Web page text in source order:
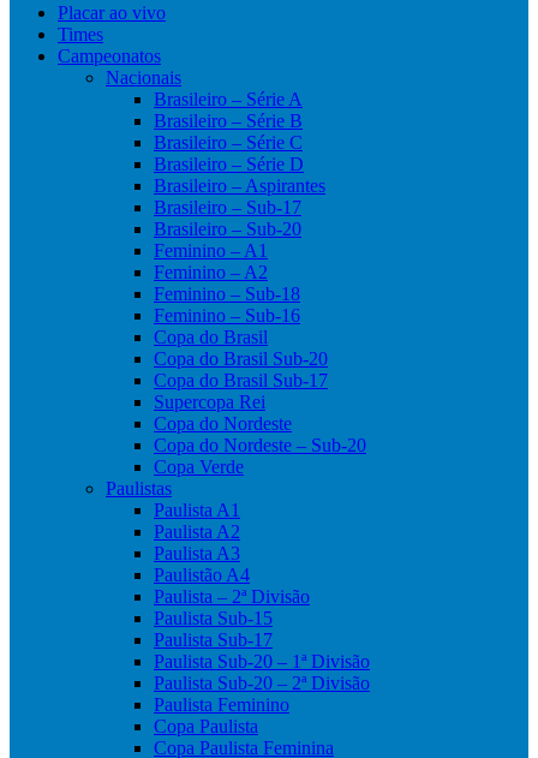
Placar ao vivo
Times
Campeonatos
Nacionais
Brasileiro – Série A
Brasileiro – Série B
Brasileiro – Série C
Brasileiro – Série D
Brasileiro – Aspirantes
Brasileiro – Sub-17
Brasileiro – Sub-20
Feminino – A1
Feminino – A2
Feminino – Sub-18
Feminino – Sub-16
Copa do Brasil
Copa do Brasil Sub-20
Copa do Brasil Sub-17
Supercopa Rei
Copa do Nordeste
Copa do Nordeste – Sub-20
Copa Verde
Paulistas
Paulista A1
Paulista A2
Paulista A3
Paulistão A4
Paulista – 2ª Divisão
Paulista Sub-15
Paulista Sub-17
Paulista Sub-20 – 1ª Divisão
Paulista Sub-20 – 2ª Divisão
Paulista Feminino
Copa Paulista
Copa Paulista Feminina